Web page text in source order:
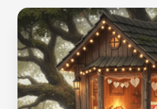
CABANE
DANS
COMBRAILLES